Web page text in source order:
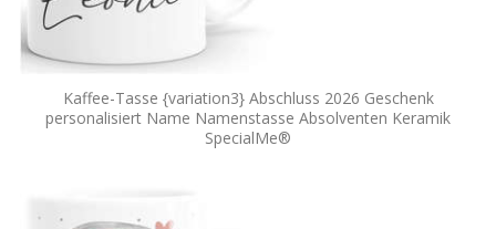
Kaffee-Tasse {variation3} Abschluss 2026 Geschenk
personalisiert Name Namenstasse Absolventen Keramik
SpecialMe®